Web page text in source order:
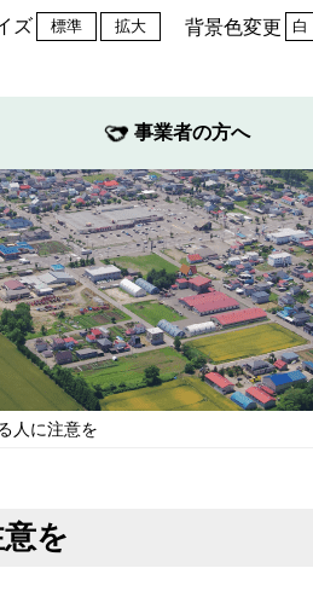
ズ 標準 拡大 背景色変更 白
事業者の方へ
人に注意を
を